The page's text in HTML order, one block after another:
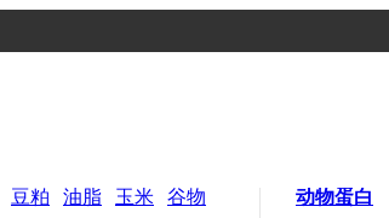
豆粕 油脂 玉米
谷物
动物蛋白